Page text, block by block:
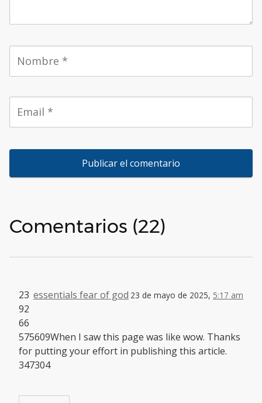
Comentarios (22)
essentials fear of god 23 de mayo de 2025, 5:17 am
23
92
66
575609When I saw this page was like wow. Thanks
for putting your effort in publishing this article.
347304